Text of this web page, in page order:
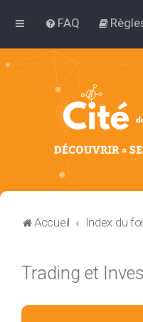
FAQ
Accueil Index du
Trading et